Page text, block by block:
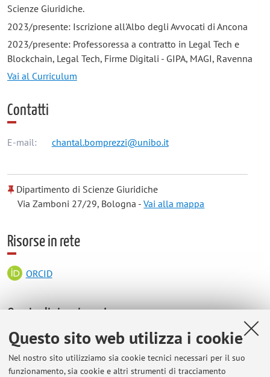
Questo sito web utilizza i cookie
Nel nostro sito utilizziamo sia cookie tecnici necessari per il suo
funzionamento, sia cookie e altri strumenti di tracciamento
Scienze Giuridiche.
2023/presente: Iscrizione all'Albo degli Avvocati di Ancona
2023/presente: Professoressa a contratto in Legal Tech e
Blockchain, Legal Tech, Firme Digitali - GIPA, MAGI, Ravenna
Vai al Curriculum
Contatti
E-mail: chantal.bomprezzi@unibo.it
Dipartimento di Scienze Giuridiche
Via Zamboni 27/29, Bologna -Vai alla mappa
Risorse in rete
ORCID
Orario di ricevimento
Da concordare via mail.